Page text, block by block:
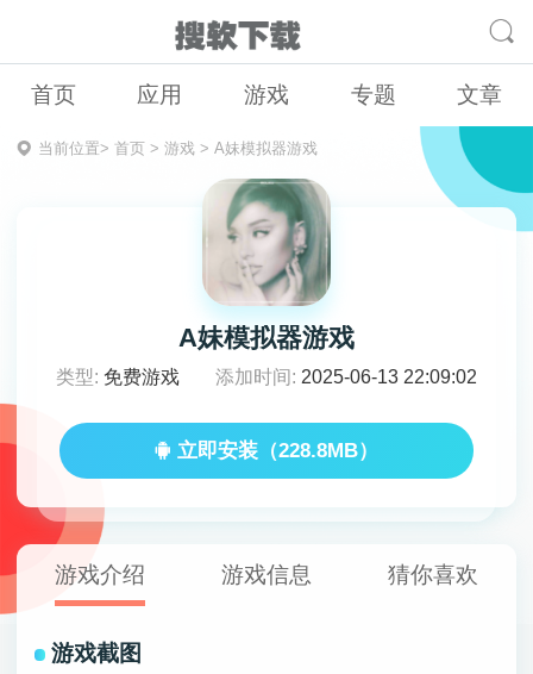
首页 应用 游戏 专题 文章
当前位置> 首页> 游戏> A妹模拟器游戏
A妹模拟器游戏
类型: 免费游戏 添加时间: 2025-06-13 22:09:02
立即安装（228.8MB）
游戏介绍 游戏信息 猜你喜欢
游戏截图